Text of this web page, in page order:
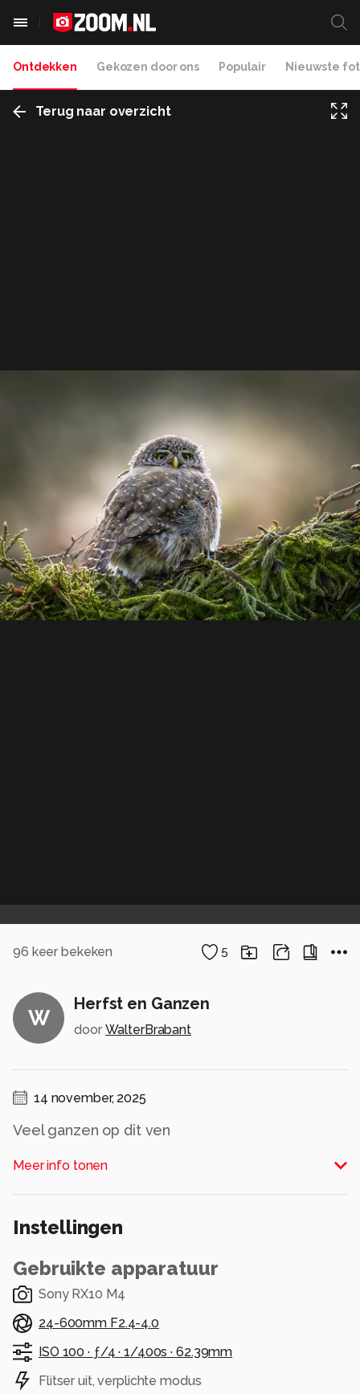
Ontdekken Gekozen door ons Populair Nieuwste
Terug naar overzicht
96 keer bekeken 5
W
Herfst en Ganzen
door WalterBrabant
14 november, 2025
Veel ganzen op dit ven
Alle rechten voorbehouden
Meer info tonen
Instellingen
Gebruikte apparatuur
Sony RX10 M4
24-600mm F2.4-4.0
ISO 100 · ƒ/4 ·1/400s ·62.39mm
Flitser uit, verplichte modus